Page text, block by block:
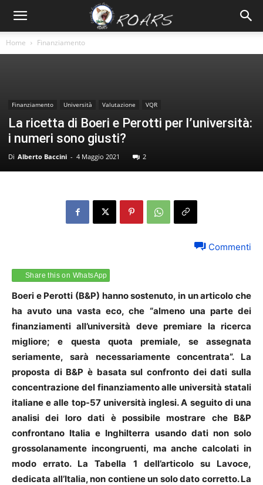
Home Finanziamento
Finanziamento Università Valutazione VQR
La ricetta di Boeri e Perotti per l’università:
i numeri sono giusti?
Di Alberto Baccini - 4 Maggio 2021 2
Commenti
Share this on WhatsApp
Boeri e Perotti (B&P) hanno sostenuto, in un articolo che
ha avuto una vasta eco, che “almeno una parte dei
finanziamenti all’università deve premiare la ricerca
migliore; e questa quota premiale, se assegnata
seriamente, sarà necessariamente concentrata”. La
proposta di B&P è basata sul confronto dei dati sulla
concentrazione del finanziamento alle università statali
italiane e alle top-57 università inglesi. A seguito di una
analisi dei loro dati è possibile mostrare che B&P
confrontano Italia e Inghilterra usando dati non solo
grossolanamente incongruenti, ma anche calcolati in
modo errato. La Tabella 1 dell’articolo su Lavoce,
dedicata all’Italia, non contiene un solo dato corretto. La